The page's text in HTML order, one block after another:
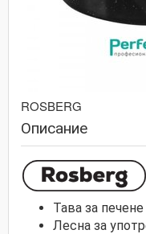
ROSBERG
Описание
Тава за
Лесна за